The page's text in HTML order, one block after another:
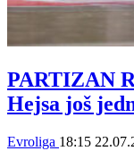
PARTIZAN
Hejsa još
Evroliga 18:15